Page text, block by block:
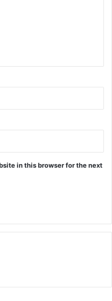
in this browser for the next